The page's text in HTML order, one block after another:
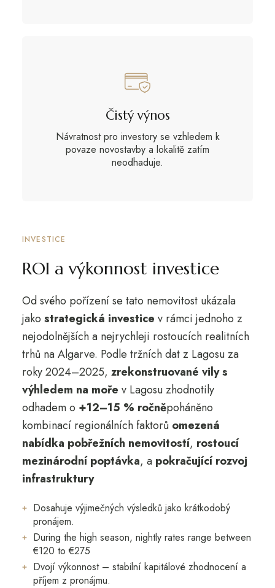
Čistý výnos
Návratnost pro investory se vzhledem k
povaze novostavby a lokalitě zatím
neodhaduje.
INVESTICE
ROI a výkonnost investice
Od svého pořízení se tato nemovitost ukázala
jako strategická investice v rámci jednoho z
nejodolnějších a nejrychleji rostoucích realitních
trhů na Algarve. Podle tržních dat z Lagosu za
roky 2024–2025, zrekonstruované vily s
výhledem na moře v Lagosu zhodnotily
odhadem o +12–15 % ročněpoháněno
kombinací regionálních faktorů omezená
nabídka pobřežních nemovitostí, rostoucí
mezinárodní poptávka, a pokračující rozvoj
infrastruktury
Dosahuje výjimečných výsledků jako krátkodobý
pronájem.
During the high season, nightly rates range between
€120 to €275
Dvojí výkonnost – stabilní kapitálové zhodnocení a
příjem z pronájmu.